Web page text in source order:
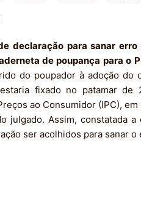
declaração para sanar
de poupança para o
do poupador à adoção
fixado no patamar de
ao Consumidor (IPC),
julgado. Assim, constatada
ser acolhidos para sanar